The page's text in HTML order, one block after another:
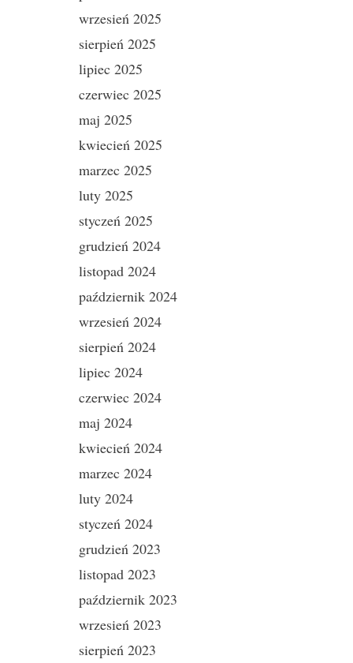
wrzesień 2025
sierpień 2025
lipiec 2025
czerwiec 2025
maj 2025
kwiecień 2025
marzec 2025
luty 2025
styczeń 2025
grudzień 2024
listopad 2024
październik 2024
wrzesień 2024
sierpień 2024
lipiec 2024
czerwiec 2024
maj 2024
kwiecień 2024
marzec 2024
luty 2024
styczeń 2024
grudzień 2023
listopad 2023
październik 2023
wrzesień 2023
sierpień 2023